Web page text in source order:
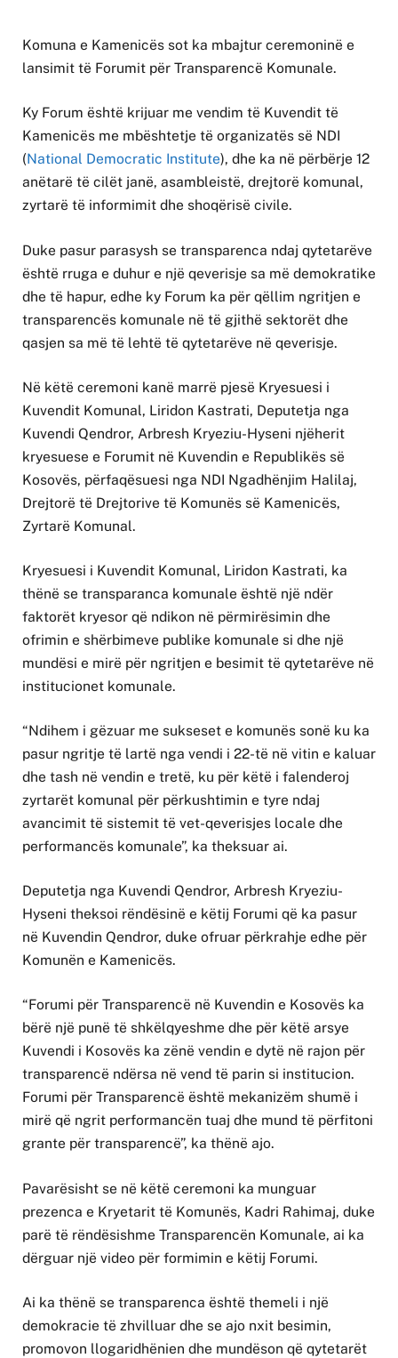
Komuna e Kamenicës sot ka mbajtur ceremoninë e
lansimit të Forumit për Transparencë Komunale.
Ky Forum është krijuar me vendim të Kuvendit të
Kamenicës me mbështetje të organizatës së NDI
(National Democratic Institute), dhe ka në përbërje 12
anëtarë të cilët janë, asambleistë, drejtorë komunal,
zyrtarë të informimit dhe shoqërisë civile.
Duke pasur parasysh se transparenca ndaj qytetarëve
është rruga e duhur e një qeverisje sa më demokratike
dhe të hapur, edhe ky Forum ka për qëllim ngritjen e
transparencës komunale në të gjithë sektorët dhe
qasjen sa më të lehtë të qytetarëve në qeverisje.
Në këtë ceremoni kanë marrë pjesë Kryesuesi i
Kuvendit Komunal, Liridon Kastrati, Deputetja nga
Kuvendi Qendror, Arbresh Kryeziu-Hyseni njëherit
kryesuese e Forumit në Kuvendin e Republikës së
Kosovës, përfaqësuesi nga NDI Ngadhënjim Halilaj,
Drejtorë të Drejtorive të Komunës së Kamenicës,
Zyrtarë Komunal.
Kryesuesi i Kuvendit Komunal, Liridon Kastrati, ka
thënë se transparanca komunale është një ndër
faktorët kryesor që ndikon në përmirësimin dhe
ofrimin e shërbimeve publike komunale si dhe një
mundësi e mirë për ngritjen e besimit të qytetarëve në
institucionet komunale.
“Ndihem i gëzuar me sukseset e komunës sonë ku ka
pasur ngritje të lartë nga vendi i 22-të në vitin e kaluar
dhe tash në vendin e tretë, ku për këtë i falenderoj
zyrtarët komunal për përkushtimin e tyre ndaj
avancimit të sistemit të vet-qeverisjes locale dhe
performancës komunale”, ka theksuar ai.
Deputetja nga Kuvendi Qendror, Arbresh Kryeziu-
Hyseni theksoi rëndësinë e këtij Forumi që ka pasur
në Kuvendin Qendror, duke ofruar përkrahje edhe për
Komunën e Kamenicës.
“Forumi për Transparencë në Kuvendin e Kosovës ka
bërë një punë të shkëlqyeshme dhe për këtë arsye
Kuvendi i Kosovës ka zënë vendin e dytë në rajon për
transparencë ndërsa në vend të parin si institucion.
Forumi për Transparencë është mekanizëm shumë i
mirë që ngrit performancën tuaj dhe mund të përfitoni
grante për transparencë”, ka thënë ajo.
Pavarësisht se në këtë ceremoni ka munguar
prezenca e Kryetarit të Komunës, Kadri Rahimaj, duke
parë të rëndësishme Transparencën Komunale, ai ka
dërguar një video për formimin e këtij Forumi.
Ai ka thënë se transparenca është themeli i një
demokracie të zhvilluar dhe se ajo nxit besimin,
promovon llogaridhënien dhe mundëson që qytetarët